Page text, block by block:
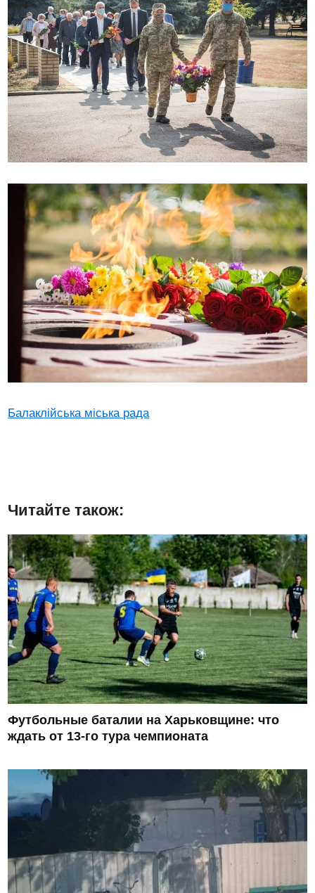
Балаклійська міська рада
Читайте також:
Футбольные баталии на Харьковщине: что
ждать от 13-го тура чемпионата